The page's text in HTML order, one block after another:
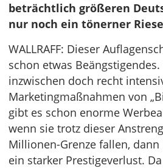
beträchtlich größeren
nur noch ein tönerner
WALLRAFF: Dieser
schon etwas
inzwischen doch recht
Marketingmaßnahmen von
gibt es schon enorme
wenn sie trotz dieser
Millionen-Grenze fallen,
ein starker Prestigeverlust.